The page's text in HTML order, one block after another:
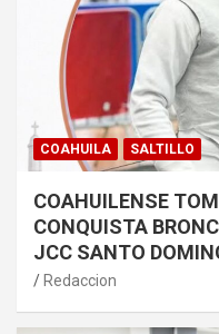
COAHUILA SALTILLO
COAHUILENSE
CONQUISTA
JCC SANTO
Redaccion